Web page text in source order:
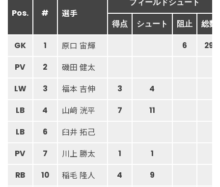
Pos. # 選手
フィールドシュート
得点 シュート 阻止 総数
GK 1 原口 宙輝 6 29
PV 2 磯田 健太
LW 3 福本 吉伸 3 4
LB 4 山﨑 洸平 7 11
LB 6 臼井 拓己
PV 7 川上 勝太 1 1
RB 10 稲毛 隆人 4 9